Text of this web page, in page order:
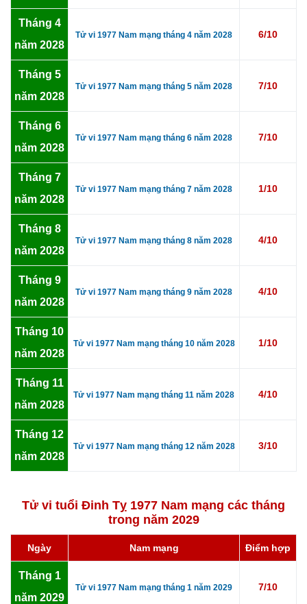
Tháng 4
năm 2028
Tử vi 1977 Nam mạng tháng 4 năm 2028 6/10
Tháng 5
năm 2028
Tử vi 1977 Nam mạng tháng 5 năm 2028 7/10
Tháng 6
năm 2028
Tử vi 1977 Nam mạng tháng 6 năm 2028 7/10
Tháng 7
năm 2028
Tử vi 1977 Nam mạng tháng 7 năm 2028 1/10
Tháng 8
năm 2028
Tử vi 1977 Nam mạng tháng 8 năm 2028 4/10
Tháng 9
năm 2028
Tử vi 1977 Nam mạng tháng 9 năm 2028 4/10
Tháng 10
năm 2028
Tử vi 1977 Nam mạng tháng 10 năm 2028 1/10
Tháng 11
năm 2028
Tử vi 1977 Nam mạng tháng 11 năm 2028 4/10
Tháng 12
năm 2028
Tử vi 1977 Nam mạng tháng 12 năm 2028 3/10
Tử vi tuổi Đinh Tỵ 1977 Nam mạng các tháng
trong năm 2029
Ngày Nam mạng Điểm hợp
Tháng 1
năm 2029
Tử vi 1977 Nam mạng tháng 1 năm 2029 7/10